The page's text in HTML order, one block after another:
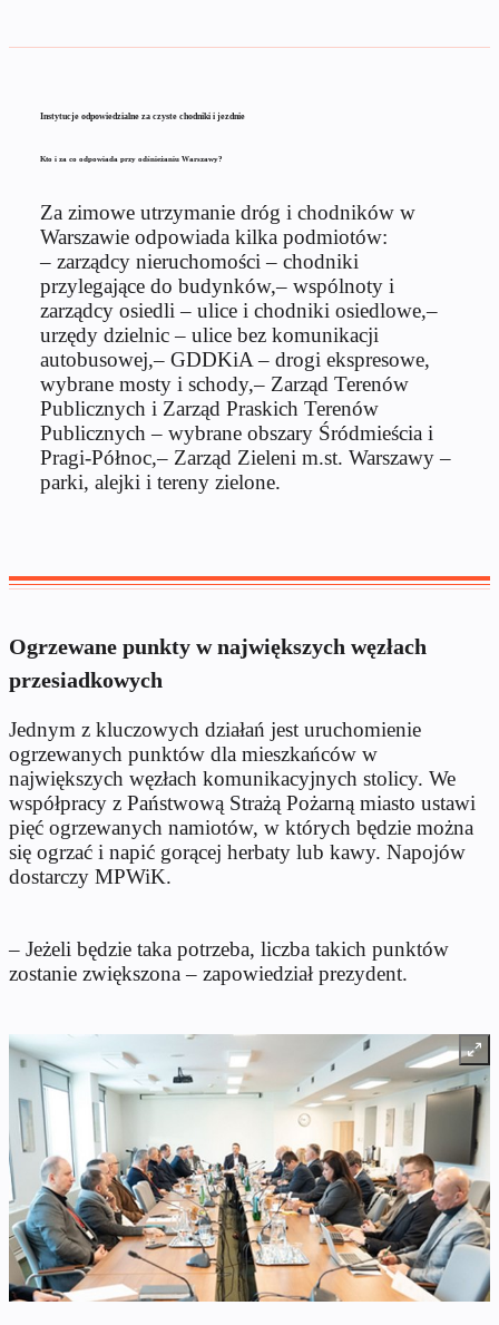
Instytucje odpowiedzialne za czyste chodniki i jezdnie
Kto i za co odpowiada przy odśnieżaniu Warszawy?
Za zimowe utrzymanie dróg i chodników w
Warszawie odpowiada kilka podmiotów:
– zarządcy nieruchomości – chodniki
przylegające do budynków,– wspólnoty i
zarządcy osiedli – ulice i chodniki osiedlowe,–
urzędy dzielnic – ulice bez komunikacji
autobusowej,– GDDKiA – drogi ekspresowe,
wybrane mosty i schody,– Zarząd Terenów
Publicznych i Zarząd Praskich Terenów
Publicznych – wybrane obszary Śródmieścia i
Pragi-Północ,– Zarząd Zieleni m.st. Warszawy –
parki, alejki i tereny zielone.
Ogrzewane punkty w największych węzłach
przesiadkowych
Jednym z kluczowych działań jest uruchomienie
ogrzewanych punktów dla mieszkańców w
największych węzłach komunikacyjnych stolicy. We
współpracy z Państwową Strażą Pożarną miasto ustawi
pięć ogrzewanych namiotów, w których będzie można
się ogrzać i napić gorącej herbaty lub kawy. Napojów
dostarczy MPWiK.
– Jeżeli będzie taka potrzeba, liczba takich punktów
zostanie zwiększona – zapowiedział prezydent.